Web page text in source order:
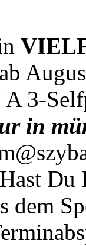
A 3-
in
Du
dem